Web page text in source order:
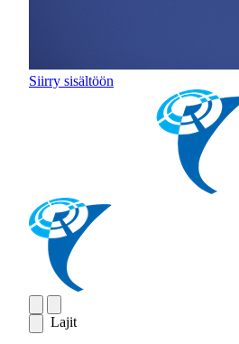
Siirry sisältöön
Lajit